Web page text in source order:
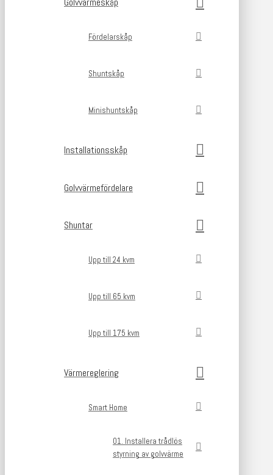
Fördelarskåp
Shuntskåp
Minishuntskåp
Installationsskåp
Golvvärmefördelare
Shuntar
Upp till 24 kvm
Upp till 65 kvm
Upp till 175 kvm
Värmereglering
Smart Home
01. Installera trådlös
styrning av golvvärme